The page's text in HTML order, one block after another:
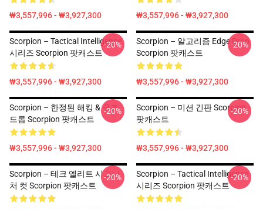
₩3,557,996 - ₩3,927,300 ₩3,557,996 - ₩3,927,300
Scorpion – Tactical Intelligence
시리즈 Scorpion 팟캐스트
₩3,557,996 - ₩3,927,300
-20%
Scorpion – 알고리즘 Edge Drop
Scorpion 팟캐스트
₩3,557,996 - ₩3,927,300
-20%
Scorpion – 한정된 해킹 & 구조
드롭 Scorpion 팟캐스트
₩3,557,996 - ₩3,927,300
-20%
Scorpion – 미션 긴판 Scorpion
팟캐스트
₩3,557,996 - ₩3,927,300
-20%
Scorpion – 테크 엘리트 시그니
처 컷 Scorpion 팟캐스트
-20%
Scorpion – Tactical Intelligence
시리즈 Scorpion 팟캐스트
-20%